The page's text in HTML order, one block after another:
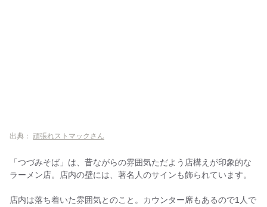
出典： 頑張れストマックさん
「つづみそば」は、昔ながらの雰囲気ただよう店構えが印象的な
ラーメン店。店内の壁には、著名人のサインも飾られています。
店内は落ち着いた雰囲気とのこと。カウンター席もあるので1人で